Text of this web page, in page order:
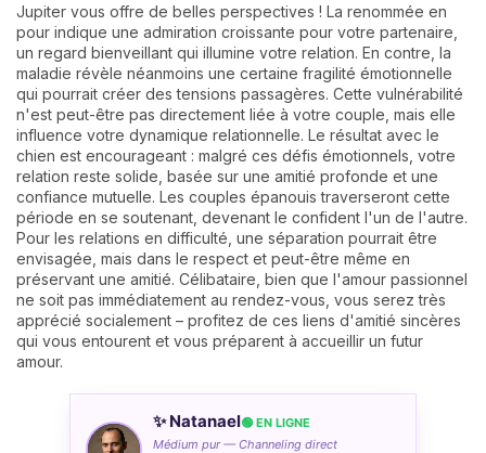
Jupiter vous offre de belles perspectives ! La renommée en
pour indique une admiration croissante pour votre partenaire,
un regard bienveillant qui illumine votre relation. En contre, la
maladie révèle néanmoins une certaine fragilité émotionnelle
qui pourrait créer des tensions passagères. Cette vulnérabilité
n'est peut-être pas directement liée à votre couple, mais elle
influence votre dynamique relationnelle. Le résultat avec le
chien est encourageant : malgré ces défis émotionnels, votre
relation reste solide, basée sur une amitié profonde et une
confiance mutuelle. Les couples épanouis traverseront cette
période en se soutenant, devenant le confident l'un de l'autre.
Pour les relations en difficulté, une séparation pourrait être
envisagée, mais dans le respect et peut-être même en
préservant une amitié. Célibataire, bien que l'amour passionnel
ne soit pas immédiatement au rendez-vous, vous serez très
apprécié socialement – profitez de ces liens d'amitié sincères
qui vous entourent et vous préparent à accueillir un futur
amour.
✨ Natanael🟢 EN LIGNE
Médium pur — Channeling direct